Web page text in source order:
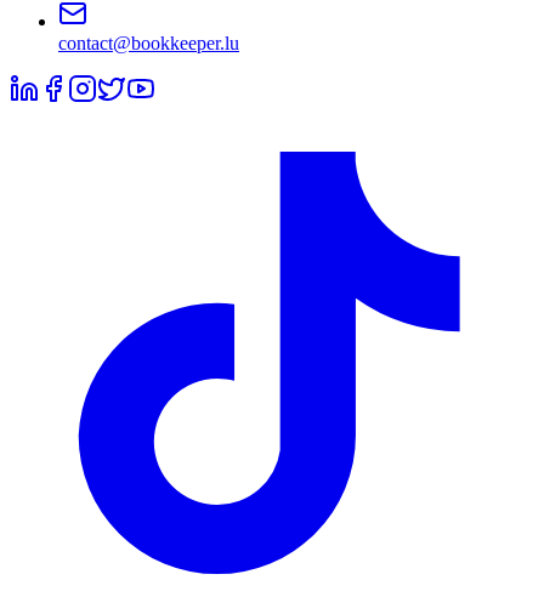
contact@bookkeeper.lu